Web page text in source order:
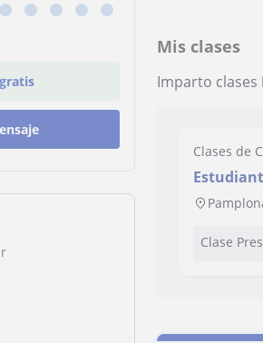
Mis clases
Imparto clases
Clases de
Clase